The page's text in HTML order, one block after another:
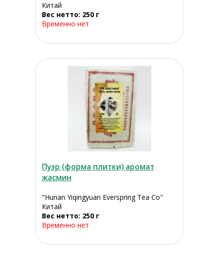
Китай
Вес нетто: 250 г
Временно нет
Пуэр (форма плитки) аромат
жасмин
"Hunan Yiqingyuan Everspring Tea Co"
Китай
Вес нетто: 250 г
Временно нет